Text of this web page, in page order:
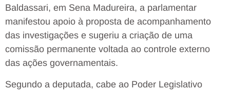
Baldassari, em Sena Madureira, a parlamentar
manifestou apoio à proposta de acompanhamento
das investigações e sugeriu a criação de uma
comissão permanente voltada ao controle externo
das ações governamentais.
Segundo a deputada, cabe ao Poder Legislativo